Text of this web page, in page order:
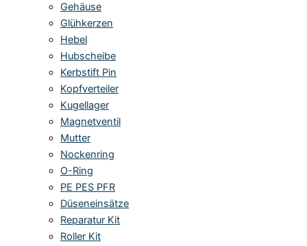
Gehäuse
Glühkerzen
Hebel
Hubscheibe
Kerbstift Pin
Kopfverteiler
Kugellager
Magnetventil
Mutter
Nockenring
O-Ring
PE PES PFR
Düseneinsätze
Reparatur Kit
Roller Kit